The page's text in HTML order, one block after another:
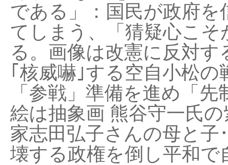
である」：国民が政府
てしまう、「猜疑心こ
る。画像は改憲に反対
｢核威嚇｣する空自小松
「参戦」準備を進め「
絵は抽象画 熊谷守一氏
家志田弘子さんの母と子
壊する政権を倒し平和